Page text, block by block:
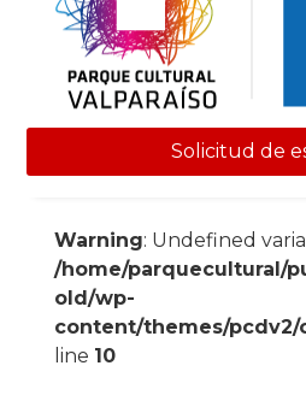
Solicitud de
Warning: Undefined
/home/parquecultural/
old/wp-
content/themes/pcdv2/
line 10